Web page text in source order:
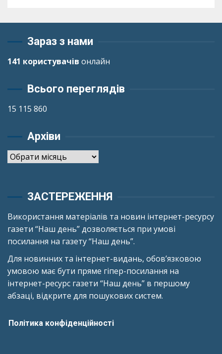
Зараз з нами
141 користувачів онлайн
Всього переглядів
15 115 860
Архіви
Архіви
ЗАСТЕРЕЖЕННЯ
Використання матеріалів та новин інтернет-ресурсу
газети “Наш день” дозволяється при умові
посилання на газету “Наш день”.
Для новинних та інтернет-видань, обов’язковою
умовою має бути пряме гіпер-посилання на
інтернет-ресурс газети “Наш день” в першому
абзаці, відкрите для пошукових систем.
Політика конфіденційності